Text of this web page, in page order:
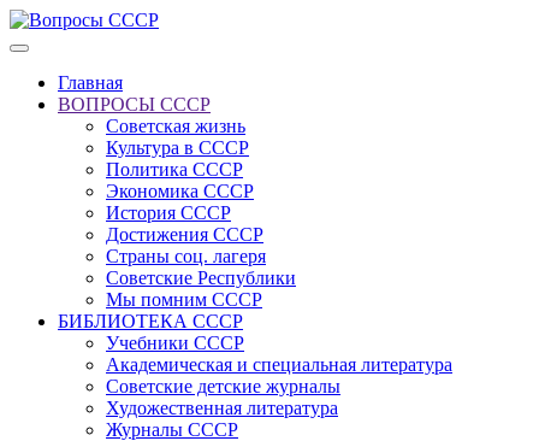
Главная
ВОПРОСЫ СССР
Советская жизнь
Культура в СССР
Политика СССР
Экономика СССР
История СССР
Достижения СССР
Страны соц. лагеря
Советские Республики
Мы помним СССР
БИБЛИОТЕКА СССР
Учебники СССР
Академическая и специальная литература
Советские детские журналы
Художественная литература
Журналы СССР